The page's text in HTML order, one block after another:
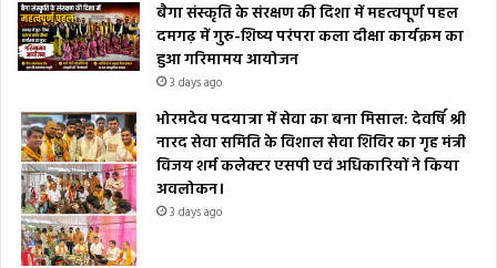
बैगा संस्कृति के संरक्षण की दिशा में महत्वपूर्ण पहल
दमगढ़ में गुरु-शिष्य परंपरा कला दीक्षा कार्यक्रम का
हुआ गरिमामय आयोजन
3 days ago
भोरमदेव पदयात्रा में सेवा का बना मिसाल: देवर्षि श्री
नारद सेवा समिति के विशाल सेवा शिविर का गृह मंत्री
विजय शर्म कलेक्टर एसपी एवं अधिकारियों ने किया
अवलोकन।
3 days ago